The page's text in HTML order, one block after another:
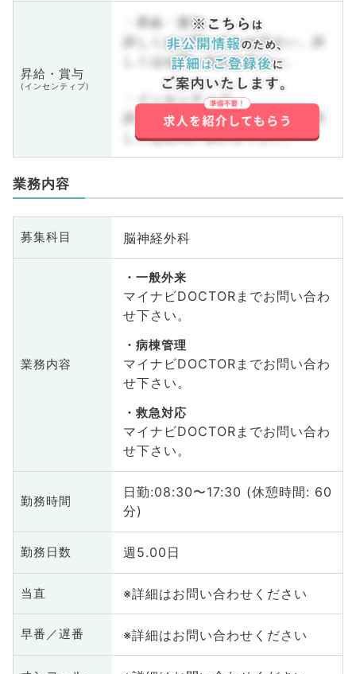
昇給・賞与
(インセンティブ)
・昇給・賞与
詳しくはお問い合わせ下さい。詳
しくはお問い合わせ下さい。
・インセンティブ
詳しくはお問い合わせ下さい。詳
しくはお問い合わせ下さい。
業務内容
募集科目 脳神経外科
業務内容
一般外来
マイナビDOCTORまでお問い合わ
せ下さい。
病棟管理
マイナビDOCTORまでお問い合わ
せ下さい。
救急対応
マイナビDOCTORまでお問い合わ
せ下さい。
勤務時間
日勤:08:30〜17:30 (休憩時間: 60
分)
勤務日数 週5.00日
当直 ※詳細はお問い合わせください
早番／遅番 ※詳細はお問い合わせください